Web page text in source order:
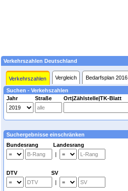
Verkehrszahlen Deutschland
Verkehrszahlen Vergleich Bedarfsplan 2016
Suchen - Verkehszahlen
Jahr
Straße Ort|Zählstelle|TK-Blatt
Suchergebnisse einschränken
Bundesrang Landesrang
|
DTV SV
|